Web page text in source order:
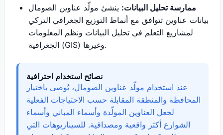
ممارسة تحليل البيانات: ينشئ مولّد عناوين الصومال
بيانات عناوين تتوافق مع أنماط التوزيع الجغرافي التركي
لمشاريع التعلم في تحليل البيانات ونظم المعلومات
الجغرافية (GIS) وغيرها.
نصائح استخدام احترافية
عند استخدام مولّد عناوين الصومال، يُوصى باختيار
المحافظة والمنطقة المقابلة حسب الاحتياجات الفعلية
لجعل العناوين المولّدة وأسماء المباني وأسماء
الشوارع أكثر واقعية ومصداقية. للسيناريوهات التي